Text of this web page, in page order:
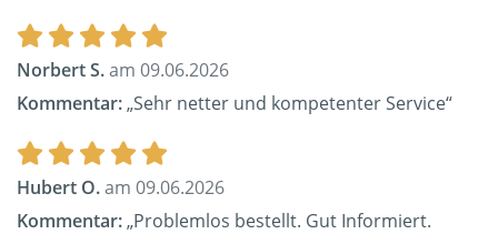
Norbert S.am 09.06.2026
Kommentar:„Sehr netter und kompetenter Service“
Hubert O.am 09.06.2026
Kommentar:„Problemlos bestellt. Gut Informiert.